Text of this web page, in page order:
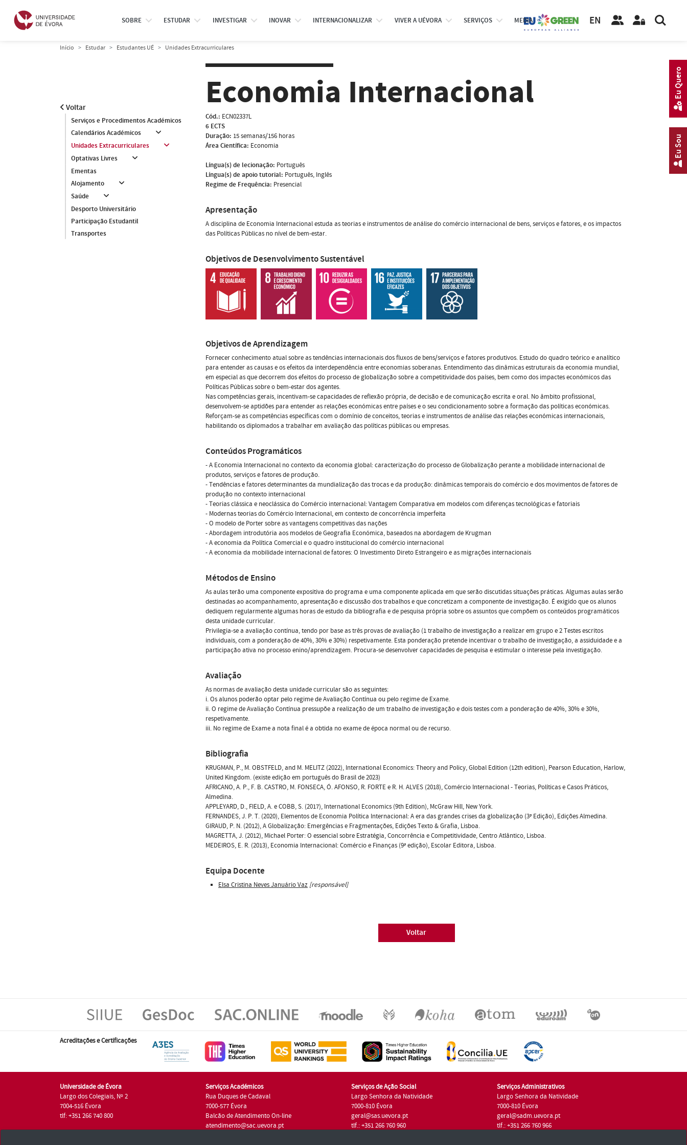
SOBRE ESTUDAR INVESTIGAR INOVAR INTERNACIONALIZAR VIVER A UÉVORA SERVIÇOS MEDIA EN
Início Estudar Estudantes UÉ Unidades Extracurriculares
Voltar
Serviços e Procedimentos Académicos
Calendários Académicos
Unidades Extracurriculares
Optativas Livres
Ementas
Alojamento
Saúde
Desporto Universitário
Participação Estudantil
Transportes
Economia Internacional
Cód.: ECN02337L
6 ECTS
Duração: 15 semanas/156 horas
Área Científica: Economia
Língua(s) de lecionação: Português
Língua(s) de apoio tutorial: Português, Inglês
Regime de Frequência: Presencial
Apresentação
A disciplina de Economia Internacional estuda as teorias e instrumentos de análise do comércio internacional de bens, serviços e fatores, e os impactos
das Políticas Públicas no nível de bem-estar.
Objetivos de Desenvolvimento Sustentável
Objetivos de Aprendizagem
Fornecer conhecimento atual sobre as tendências internacionais dos fluxos de bens/serviços e fatores produtivos. Estudo do quadro teórico e analítico
para entender as causas e os efeitos da interdependência entre economias soberanas. Entendimento das dinâmicas estruturais da economia mundial,
em especial as que decorrem dos efeitos do processo de globalização sobre a competitividade dos países, bem como dos impactes económicos das
Políticas Públicas sobre o bem-estar dos agentes.
Nas competências gerais, incentivam-se capacidades de reflexão própria, de decisão e de comunicação escrita e oral. No âmbito profissional,
desenvolvem-se aptidões para entender as relações económicas entre países e o seu condicionamento sobre a formação das políticas económicas.
Reforçam-se as competências específicas com o domínio de conceitos, teorias e instrumentos de análise das relações económicas internacionais,
habilitando os diplomados a trabalhar em avaliação das políticas públicas ou empresas.
Conteúdos Programáticos
- A Economia Internacional no contexto da economia global: caracterização do processo de Globalização perante a mobilidade internacional de
produtos, serviços e fatores de produção.
- Tendências e fatores determinantes da mundialização das trocas e da produção: dinâmicas temporais do comércio e dos movimentos de fatores de
produção no contexto internacional
- Teorias clássica e neoclássica do Comércio internacional: Vantagem Comparativa em modelos com diferenças tecnológicas e fatoriais
- Modernas teorias do Comércio Internacional, em contexto de concorrência imperfeita
- O modelo de Porter sobre as vantagens competitivas das nações
- Abordagem introdutória aos modelos de Geografia Económica, baseados na abordagem de Krugman
- A economia da Política Comercial e o quadro institucional do comércio internacional
- A economia da mobilidade internacional de fatores: O Investimento Direto Estrangeiro e as migrações internacionais
Métodos de Ensino
As aulas terão uma componente expositiva do programa e uma componente aplicada em que serão discutidas situações práticas. Algumas aulas serão
destinadas ao acompanhamento, apresentação e discussão dos trabalhos e que concretizam a componente de investigação. É exigido que os alunos
dediquem regularmente algumas horas de estudo da bibliografia e de pesquisa própria sobre os assuntos que compõem os conteúdos programáticos
desta unidade curricular.
Privilegia-se a avaliação contínua, tendo por base as três provas de avaliação (1 trabalho de investigação a realizar em grupo e 2 Testes escritos
individuais, com a ponderação de 40%, 30% e 30%) respetivamente. Esta ponderação pretende incentivar o trabalho de investigação, a assiduidade e a
participação ativa no processo enino/aprendizagem. Procura-se desenvolver capacidades de pesquisa e estimular o interesse pela investigação.
Avaliação
As normas de avaliação desta unidade curricular são as seguintes:
i. Os alunos poderão optar pelo regime de Avaliação Contínua ou pelo regime de Exame.
ii. O regime de Avaliação Contínua pressupõe a realização de um trabalho de investigação e dois testes com a ponderação de 40%, 30% e 30%,
respetivamente.
iii. No regime de Exame a nota final é a obtida no exame de época normal ou de recurso.
Bibliografia
KRUGMAN, P., M. OBSTFELD, and M. MELITZ (2022), International Economics: Theory and Policy, Global Edition (12th edition), Pearson Education, Harlow,
United Kingdom. (existe edição em português do Brasil de 2023)
AFRICANO, A. P., F. B. CASTRO, M. FONSECA, Ó. AFONSO, R. FORTE e R. H. ALVES (2018), Comércio Internacional - Teorias, Políticas e Casos Práticos,
Almedina.
APPLEYARD, D., FIELD, A. e COBB, S. (2017), International Economics (9th Edition), McGraw Hill, New York.
FERNANDES, J. P. T. (2020), Elementos de Economia Política Internacional: A era das grandes crises da globalização (3ª Edição), Edições Almedina.
GIRAUD, P. N. (2012), A Globalização: Emergências e Fragmentações, Edições Texto & Grafia, Lisboa.
MAGRETTA, J. (2012), Michael Porter: O essencial sobre Estratégia, Concorrência e Competitividade, Centro Atlântico, Lisboa.
MEDEIROS, E. R. (2013), Economia Internacional: Comércio e Finanças (9ª edição), Escolar Editora, Lisboa.
Equipa Docente
Elsa Cristina Neves Januário Vaz [responsável]
Voltar
Acreditações e Certificações
Universidade de Évora
Largo dos Colegiais, Nº 2
7004-516 Évora
tlf: +351 266 740 800
Serviços Académicos
Rua Duques de Cadaval
7000-577 Évora
Balcão de Atendimento On-line
atendimento@sac.uevora.pt
Serviços de Ação Social
Largo Senhora da Natividade
7000-810 Évora
geral@sas.uevora.pt
tlf.: +351 266 760 960
Serviços Administrativos
Largo Senhora da Natividade
7000-810 Évora
geral@sadm.uevora.pt
tlf.: +351 266 760 966
Eu Sou
Eu Quero